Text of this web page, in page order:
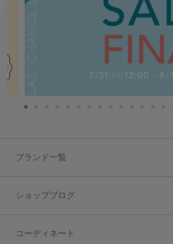
ブランド一覧
ショップブログ
コーディネート